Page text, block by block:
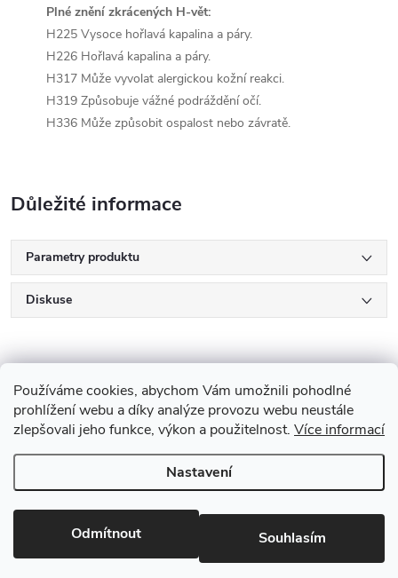
Používáme cookies, abychom Vám umožnili pohodlné
prohlížení webu a díky analýze provozu webu neustále
zlepšovali jeho funkce, výkon a použitelnost. Více informací
Nastavení
Odmítnout Souhlasím
Plné znění zkrácených H-vět:
H225 Vysoce hořlavá kapalina a páry.
H226 Hořlavá kapalina a páry.
H317 Může vyvolat alergickou kožní reakci.
H319 Způsobuje vážné podráždění očí.
H336 Může způsobit ospalost nebo závratě.
Důležité informace
Parametry produktu
Diskuse
Z
á
p
Drevobis Horoměřice. Všechna práva vyhrazena.
nastavení cookies